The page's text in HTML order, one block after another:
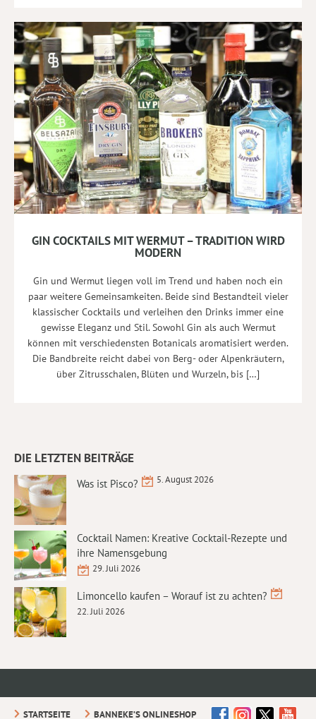
GIN COCKTAILS MIT WERMUT – TRADITION WIRD
MODERN
Gin und Wermut liegen voll im Trend und haben noch ein
paar weitere Gemeinsamkeiten. Beide sind Bestandteil vieler
klassischer Cocktails und verleihen den Drinks immer eine
gewisse Eleganz und Stil. Sowohl Gin als auch Wermut
können mit verschiedensten Botanicals aromatisiert werden.
Die Bandbreite reicht dabei von Berg- oder Alpenkräutern,
über Zitrusschalen, Blüten und Wurzeln, bis […]
DIE LETZTEN BEITRÄGE
Was ist Pisco? 5. August 2026
Cocktail Namen: Kreative Cocktail-Rezepte und
ihre Namensgebung
29. Juli 2026
Limoncello kaufen – Worauf ist zu achten?
22. Juli 2026
STARTSEITE BANNEKE’S ONLINESHOP